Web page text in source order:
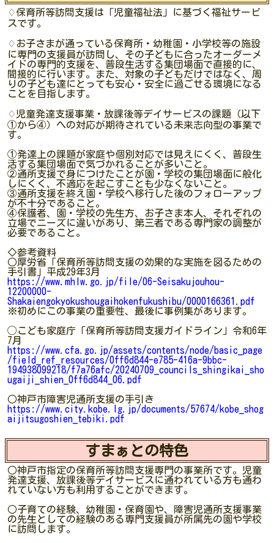
♢保育所等訪問支援は「児童福祉法」に基づく福祉サービ
スです。
♢お子さまが通っている保育所・幼稚園・小学校等の施設
に専門の支援員が訪問し、その子どもに合ったオーダーメ
イドの専門的支援を、普段生活する集団場面で直接的に、
間接的に行います。また、対象の子どもだけではなく、周
りの子ども達にとっても安心・安全に過ごせる環境になる
ことを目指します。
♢児童発達支援事業・放課後等デイサービスの課題（以下
①から④）への対応が期待されている未来志向型の事業で
す。
①発達上の課題が家庭や個別対応では見えにくく、普段生
活する集団場面で気づかれることが多いこと。
②通所支援で身につけたことが園・学校の集団場面に般化
しにくく、不適応を起こすことも少なくないこと。
③通所支援を終え園・学校へ移行した後のフォローアップ
が不十分であること。
④保護者、園・学校の先生方、お子さま本人、それぞれの
立場でニーズに違いがあり、第三者である専門家の調整が
必要であること。
◇参考資料
○厚労省「保育所等訪問支援の効果的な実施を図るための
手引書」平成29年3月
https://www.mhlw.go.jp/file/06-Seisakujouhou-
12200000-
Shakaiengokyokushougaihokenfukushibu/0000166361.pdf
※初めにこの事業の重要性、最後に事例集があります。
◯こども家庭庁「保育所等訪問支援ガイドライン」令和6年
7月
https://www.cfa.go.jp/assets/contents/node/basic_page
/field_ref_resources/0ff6d844-e785-416a-9bbc-
194938099218/f7a76afc/20240709_councils_shingikai_sho
ugaiji_shien_0ff6d844_06.pdf
○神戸市障害児通所支援の手引き
https://www.city.kobe.lg.jp/documents/57674/kobe_shog
aijitsugoshien_tebiki.pdf
すまぁとの特色
○神戸市指定の保育所等訪問支援専門の事業所です。児童
発達支援、放課後等デイサービスに通われている方も通わ
れていない方も利用することができます。
○子育ての経験、幼稚園・保育園や、障害児通所支援事業
の先生としての経験のある専門支援員が所属先の園や学校
に訪問します。